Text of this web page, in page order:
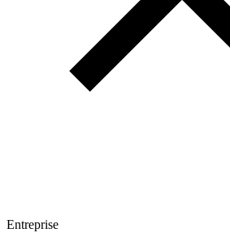
Entreprise